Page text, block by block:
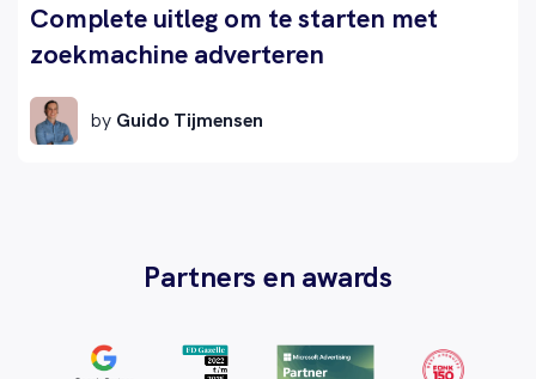
Complete uitleg om te starten met
zoekmachine adverteren
by Guido Tijmensen
Partners en awards